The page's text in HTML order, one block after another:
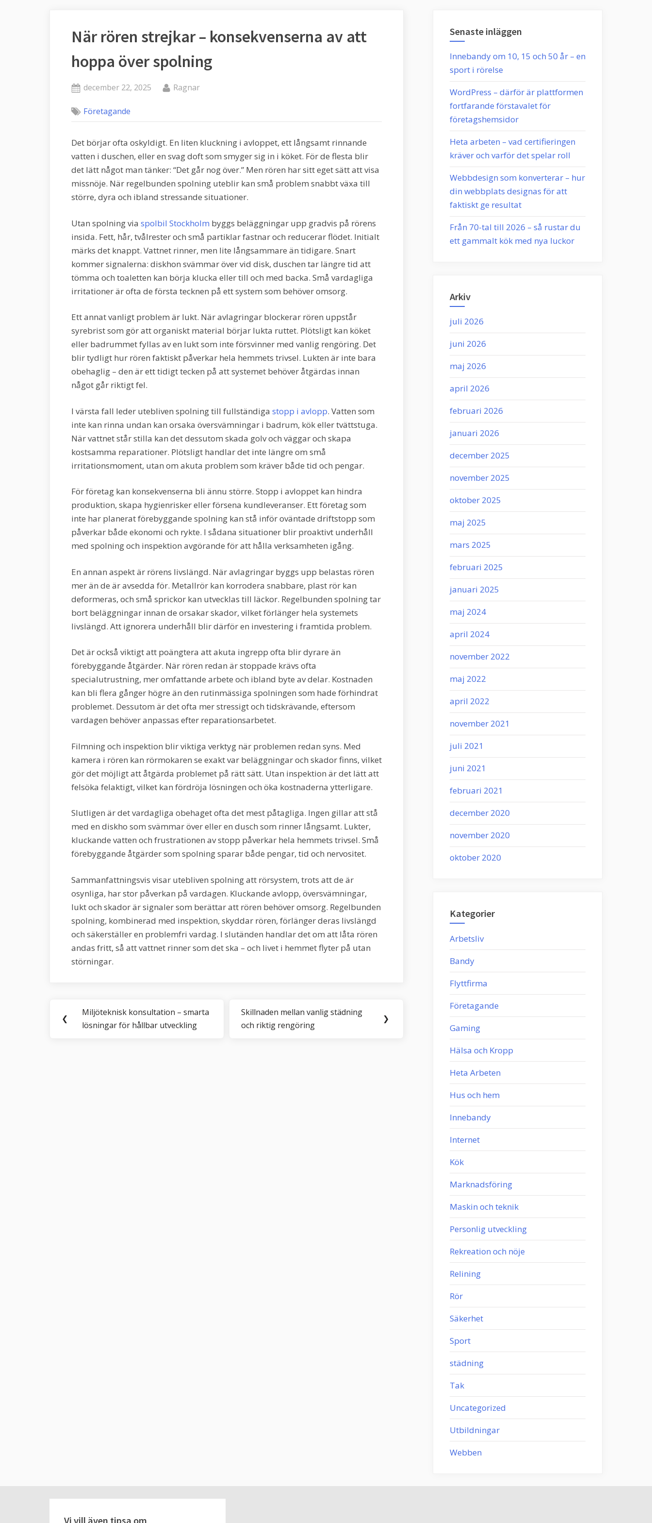
När rören strejkar – konsekvenserna av att
hoppa över spolning
Posted
december 22, 2025 By
Ragnar
Företagande
Det börjar ofta oskyldigt. En liten kluckning i avloppet, ett långsamt rinnande
vatten i duschen, eller en svag doft som smyger sig in i köket. För de flesta blir
det lätt något man tänker: “Det går nog över.” Men rören har sitt eget sätt att visa
missnöje. När regelbunden spolning uteblir kan små problem snabbt växa till
större, dyra och ibland stressande situationer.
Utan spolning via spolbil Stockholm byggs beläggningar upp gradvis på rörens
insida. Fett, hår, tvålrester och små partiklar fastnar och reducerar flödet. Initialt
märks det knappt. Vattnet rinner, men lite långsammare än tidigare. Snart
kommer signalerna: diskhon svämmar över vid disk, duschen tar längre tid att
tömma och toaletten kan börja klucka eller till och med backa. Små vardagliga
irritationer är ofta de första tecknen på ett system som behöver omsorg.
Ett annat vanligt problem är lukt. När avlagringar blockerar rören uppstår
syrebrist som gör att organiskt material börjar lukta ruttet. Plötsligt kan köket
eller badrummet fyllas av en lukt som inte försvinner med vanlig rengöring. Det
blir tydligt hur rören faktiskt påverkar hela hemmets trivsel. Lukten är inte bara
obehaglig – den är ett tidigt tecken på att systemet behöver åtgärdas innan
något går riktigt fel.
I värsta fall leder utebliven spolning till fullständiga stopp i avlopp. Vatten som
inte kan rinna undan kan orsaka översvämningar i badrum, kök eller tvättstuga.
När vattnet står stilla kan det dessutom skada golv och väggar och skapa
kostsamma reparationer. Plötsligt handlar det inte längre om små
irritationsmoment, utan om akuta problem som kräver både tid och pengar.
För företag kan konsekvenserna bli ännu större. Stopp i avloppet kan hindra
produktion, skapa hygienrisker eller försena kundleveranser. Ett företag som
inte har planerat förebyggande spolning kan stå inför oväntade driftstopp som
påverkar både ekonomi och rykte. I sådana situationer blir proaktivt underhåll
med spolning och inspektion avgörande för att hålla verksamheten igång.
En annan aspekt är rörens livslängd. När avlagringar byggs upp belastas rören
mer än de är avsedda för. Metallrör kan korrodera snabbare, plast rör kan
deformeras, och små sprickor kan utvecklas till läckor. Regelbunden spolning tar
bort beläggningar innan de orsakar skador, vilket förlänger hela systemets
livslängd. Att ignorera underhåll blir därför en investering i framtida problem.
Det är också viktigt att poängtera att akuta ingrepp ofta blir dyrare än
förebyggande åtgärder. När rören redan är stoppade krävs ofta
specialutrustning, mer omfattande arbete och ibland byte av delar. Kostnaden
kan bli flera gånger högre än den rutinmässiga spolningen som hade förhindrat
problemet. Dessutom är det ofta mer stressigt och tidskrävande, eftersom
vardagen behöver anpassas efter reparationsarbetet.
Filmning och inspektion blir viktiga verktyg när problemen redan syns. Med
kamera i rören kan rörmokaren se exakt var beläggningar och skador finns, vilket
gör det möjligt att åtgärda problemet på rätt sätt. Utan inspektion är det lätt att
felsöka felaktigt, vilket kan fördröja lösningen och öka kostnaderna ytterligare.
Slutligen är det vardagliga obehaget ofta det mest påtagliga. Ingen gillar att stå
med en diskho som svämmar över eller en dusch som rinner långsamt. Lukter,
kluckande vatten och frustrationen av stopp påverkar hela hemmets trivsel. Små
förebyggande åtgärder som spolning sparar både pengar, tid och nervositet.
Sammanfattningsvis visar utebliven spolning att rörsystem, trots att de är
osynliga, har stor påverkan på vardagen. Kluckande avlopp, översvämningar,
lukt och skador är signaler som berättar att rören behöver omsorg. Regelbunden
spolning, kombinerad med inspektion, skyddar rören, förlänger deras livslängd
och säkerställer en problemfri vardag. I slutänden handlar det om att låta rören
andas fritt, så att vattnet rinner som det ska – och livet i hemmet flyter på utan
störningar.
Inläggsnavigering
❮
Previous
Post:
Miljöteknisk konsultation – smarta
lösningar för hållbar utveckling
Next
Post:
Skillnaden mellan vanlig städning
och riktig rengöring
❯
Senaste inläggen
Innebandy om 10, 15 och 50 år – en
sport i rörelse
WordPress – därför är plattformen
fortfarande förstavalet för
företagshemsidor
Heta arbeten – vad certifieringen
kräver och varför det spelar roll
Webbdesign som konverterar – hur
din webbplats designas för att
faktiskt ge resultat
Från 70-tal till 2026 – så rustar du
ett gammalt kök med nya luckor
Arkiv
juli 2026
juni 2026
maj 2026
april 2026
februari 2026
januari 2026
december 2025
november 2025
oktober 2025
maj 2025
mars 2025
februari 2025
januari 2025
maj 2024
april 2024
november 2022
maj 2022
april 2022
november 2021
juli 2021
juni 2021
februari 2021
december 2020
november 2020
oktober 2020
Kategorier
Arbetsliv
Bandy
Flyttfirma
Företagande
Gaming
Hälsa och Kropp
Heta Arbeten
Hus och hem
Innebandy
Internet
Kök
Marknadsföring
Maskin och teknik
Personlig utveckling
Rekreation och nöje
Relining
Rör
Säkerhet
Sport
städning
Tak
Uncategorized
Utbildningar
Webben
Vi vill även tipsa om